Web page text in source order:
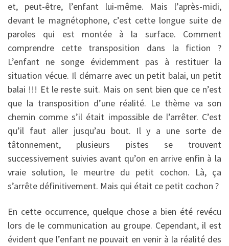
et, peut-être, l’enfant lui-même. Mais l’après-midi,
devant le magnétophone, c’est cette longue suite de
paroles qui est montée à la surface. Comment
comprendre cette transposition dans la fiction ?
L’enfant ne songe évidemment pas à restituer la
situation vécue. Il démarre avec un petit balai, un petit
balai !!! Et le reste suit. Mais on sent bien que ce n’est
que la transposition d’une réalité. Le thème va son
chemin comme s’il était impossible de l’arrêter. C’est
qu’il faut aller jusqu’au bout. Il y a une sorte de
tâtonnement, plusieurs pistes se trouvent
successivement suivies avant qu’on en arrive enfin à la
vraie solution, le meurtre du petit cochon. Là, ça
s’arrête définitivement. Mais qui était ce petit cochon ?
En cette occurrence, quelque chose a bien été revécu
lors de le communication au groupe. Cependant, il est
évident que l’enfant ne pouvait en venir à la réalité des